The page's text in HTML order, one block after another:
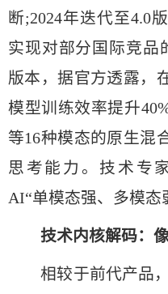
断;2024年迭代至4.0
实现对部分国际竞品
版本，据官方透露，
模型训练效率提升
等16种模态的原生混
思考能力。技术专
AI“单模态强、多模态
技术内核解码：
相较于前代产品，